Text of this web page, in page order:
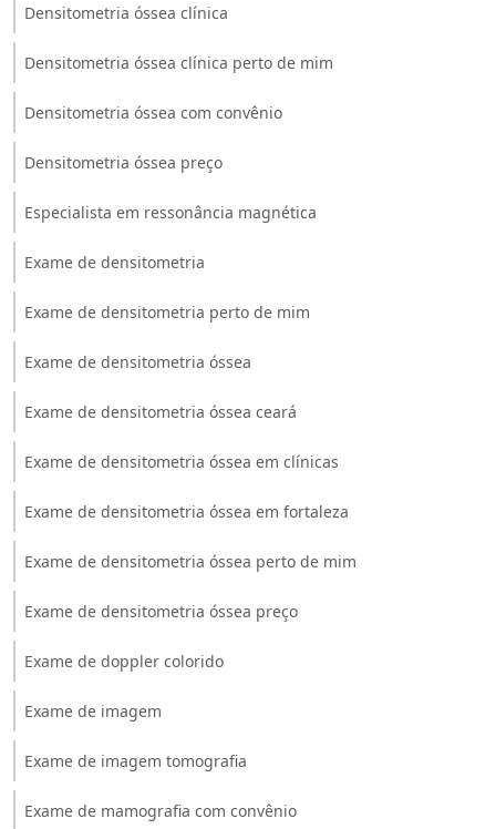
Densitometria óssea clínica
Densitometria óssea clínica perto de mim
Densitometria óssea com convênio
Densitometria óssea preço
Especialista em ressonância magnética
Exame de densitometria
Exame de densitometria perto de mim
Exame de densitometria óssea
Exame de densitometria óssea ceará
Exame de densitometria óssea em clínicas
Exame de densitometria óssea em fortaleza
Exame de densitometria óssea perto de mim
Exame de densitometria óssea preço
Exame de doppler colorido
Exame de imagem
Exame de imagem tomografia
Exame de mamografia com convênio